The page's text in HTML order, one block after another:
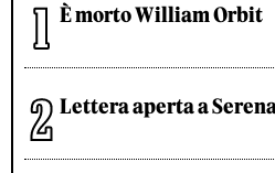
È morto William Orbit
Lettera aperta a